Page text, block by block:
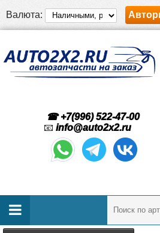
Валюта:
☎ +7(996) 522-47-00
📧 info@auto2x2.ru